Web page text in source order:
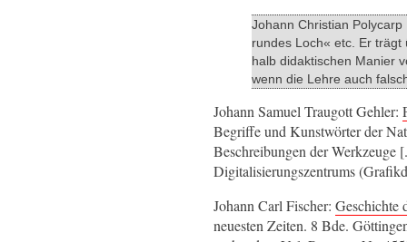
Johann Christian
rundes Loch
etc. Er trägt
halb didaktischen Manier
wenn die Lehre auch
Johann Samuel Traugott Gehler:
Begriffe und Kunstwörter der
Beschreibungen der
Digitalisierungszentrums
Johann Carl Fischer:Geschichte
neuesten Zeiten. 8 Bde.